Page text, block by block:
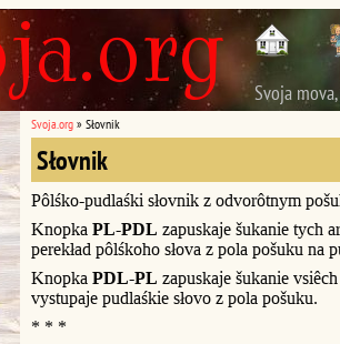
Svoja
Svoja.org » Słovnik
Słovnik
Pôlśko-pudlaśki słovnik z odvorôtnym
Knopka PL-PDL zapuskaje šukanie tych
perekład pôlśkoho słova z pola pošuku na
Knopka PDL-PL zapuskaje šukanie
vystupaje pudlaśkie słovo z pola pošuku.
* * *